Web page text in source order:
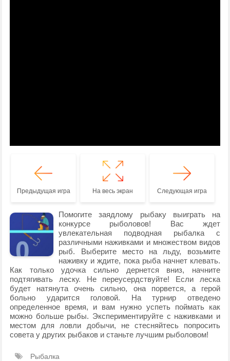
Предыдущая игра На весь экран Следующая игра
Помогите заядлому рыбаку выиграть на
конкурсе рыболовов! Вас ждет
увлекательная подводная рыбалка с
различными наживками и множеством видов
рыб. Выберите место на льду, возьмите
наживку и ждите, пока рыба начнет клевать.
Как только удочка сильно дернется вниз, начните
подтягивать леску. Не переусердствуйте! Если леска
будет натянута очень сильно, она порвется, а герой
больно ударится головой. На турнир отведено
определенное время, и вам нужно успеть поймать как
можно больше рыбы. Экспериментируйте с наживками и
местом для ловли добычи, не стесняйтесь попросить
совета у других рыбаков и станьте лучшим рыболовом!
Рыбалка